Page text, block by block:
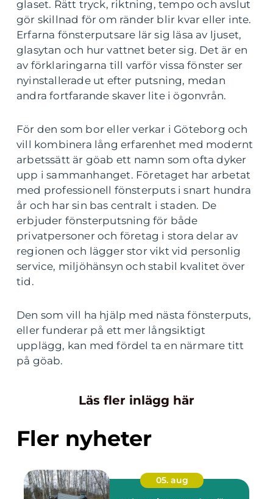
glaset. Rätt tryck, riktning, tempo och avslut
gör skillnad för om ränder blir kvar eller inte.
Erfarna fönsterputsare lär sig läsa av ljuset,
glasytan och hur vattnet beter sig. Det är en
av förklaringarna till varför vissa fönster ser
nyinstallerade ut efter putsning, medan
andra fortfarande skaver lite i ögonvrån.
För den som bor eller verkar i Göteborg och
vill kombinera lång erfarenhet med modernt
arbetssätt är göab ett namn som ofta dyker
upp i sammanhanget. Företaget har arbetat
med professionell fönsterputs i snart hundra
år och har sin bas centralt i staden. De
erbjuder fönsterputsning för både
privatpersoner och företag i stora delar av
regionen och lägger stor vikt vid personlig
service, miljöhänsyn och stabil kvalitet över
tid.
Den som vill ha hjälp med nästa fönsterputs,
eller funderar på ett mer långsiktigt
upplägg, kan med fördel ta en närmare titt
på göab.
Läs fler inlägg här
Fler nyheter
05. aug